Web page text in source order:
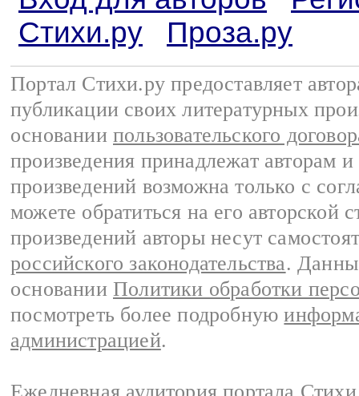
Стихи.ру
Проза.ру
Портал Стихи.ру предоставляет
публикации своих литературных
основании пользовательского
произведения принадлежат авторам
произведений возможна только с
можете обратиться на его авторской
произведений авторы несут
российского законодательства.
основании Политики обработки
посмотреть более подробную
администрацией.
Ежедневная аудитория портала